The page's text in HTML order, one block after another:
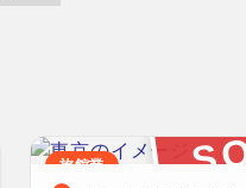
旅館業